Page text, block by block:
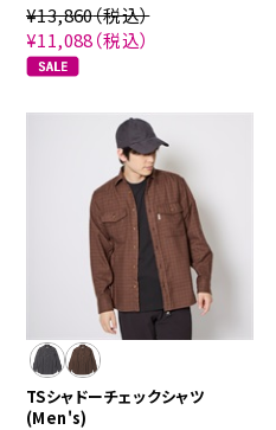
¥13,860（税込）
¥11,088（税込）
TSシャドーチェックシャツ
(Men's)